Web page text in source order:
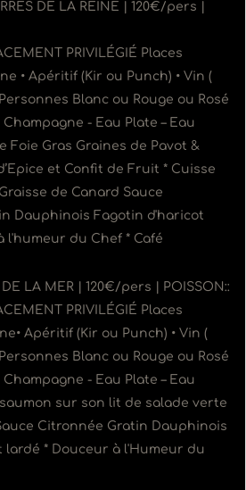
DE LA REINE | 120€/pers |
PRIVILÉGIÉ Places
• Apéritif (Kir ou Punch) • Vin (
Blanc ou Rouge ou Rosé
- Eau Plate – Eau
Foie Gras Graines de Pavot &
et Confit de Fruit * Cuisse
de Canard Sauce
Dauphinois Fagotin d'haricot
l'humeur du Chef * Café
DE LA MER | 120€/pers | POISSON::
PRIVILÉGIÉ Places
Apéritif (Kir ou Punch) • Vin (
Blanc ou Rouge ou Rosé
- Eau Plate – Eau
sur son lit de salade verte
Citronnée Gratin Dauphinois
* Douceur à l'Humeur du